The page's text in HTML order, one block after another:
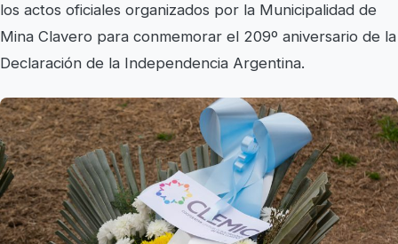
los actos oficiales organizados por la Municipalidad de
Mina Clavero para conmemorar el 209º aniversario de la
Declaración de la Independencia Argentina.